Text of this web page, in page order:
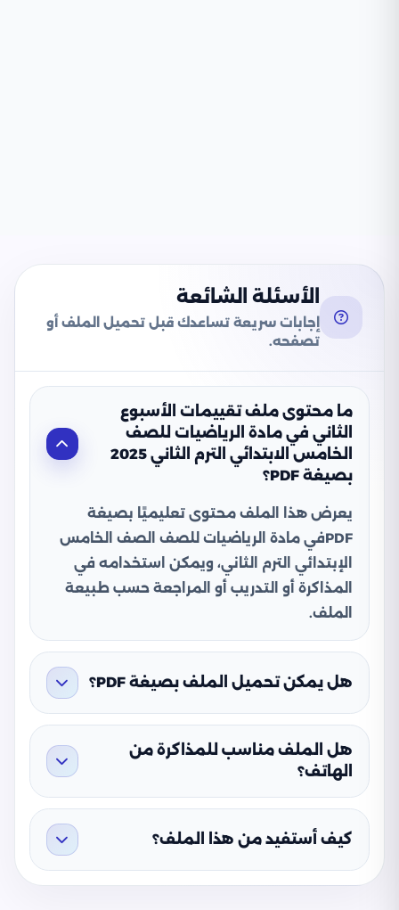
الأسئلة الشائعة
إجابات سريعة تساعدك قبل تحميل الملف أو
تصفحه.
ما محتوى ملف تقييمات الأسبوع
الثاني في مادة الرياضيات للصف
الخامس الابتدائي الترم الثاني 2025
بصيغة PDF؟
يعرض هذا الملف محتوى تعليميًا بصيغة
PDFفي مادة الرياضيات للصف الصف الخامس
الإبتدائي الترم الثاني، ويمكن استخدامه في
المذاكرة أو التدريب أو المراجعة حسب طبيعة
الملف.
هل يمكن تحميل الملف بصيغة PDF؟
هل الملف مناسب للمذاكرة من
الهاتف؟
كيف أستفيد من هذا الملف؟